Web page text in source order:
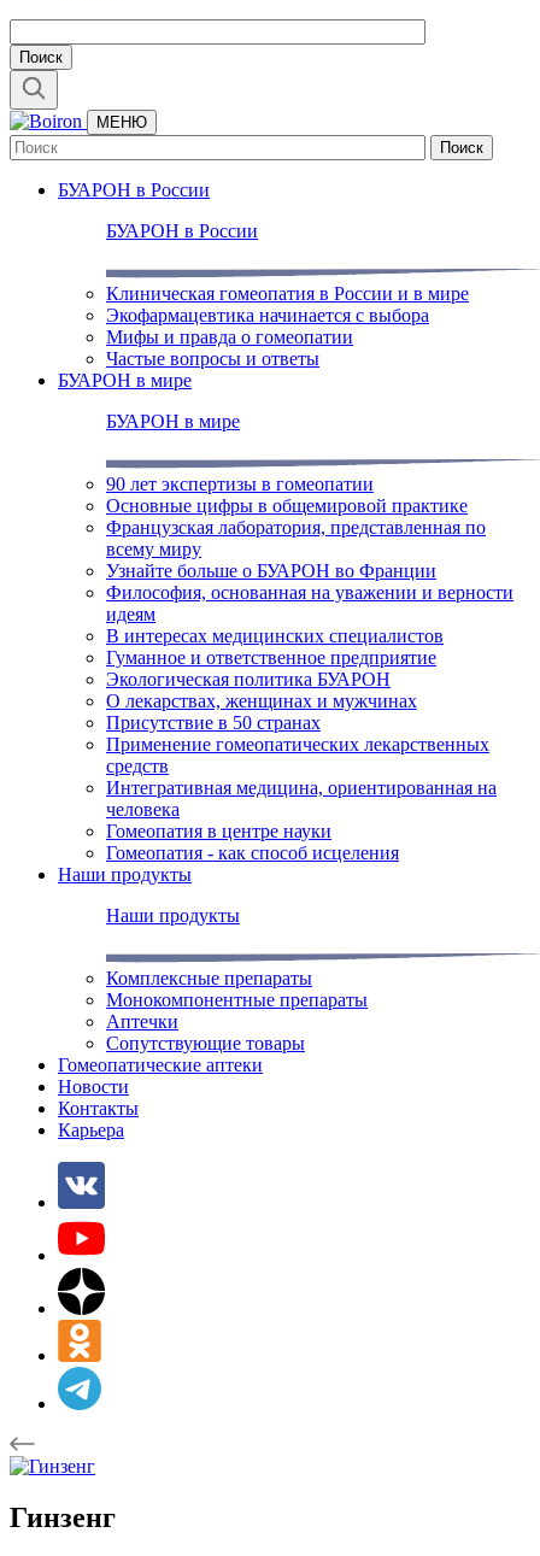
МЕНЮ
БУАРОН в России
БУАРОН в России
Клиническая гомеопатия в России и в мире
Экофармацевтика начинается с выбора
Мифы и правда о гомеопатии
Частые вопросы и ответы
БУАРОН в мире
БУАРОН в мире
90 лет экспертизы в гомеопатии
Основные цифры в общемировой практике
Французская лаборатория, представленная по
всему миру
Узнайте больше о БУАРОН во Франции
Философия, основанная на уважении и верности
идеям
В интересах медицинских специалистов
Гуманное и ответственное предприятие
Экологическая политика БУАРОН
О лекарствах, женщинах и мужчинах
Присутствие в 50 странах
Применение гомеопатических лекарственных
средств
Интегративная медицина, ориентированная на
человека
Гомеопатия в центре науки
Гомеопатия - как способ исцеления
Наши продукты
Наши продукты
Комплексные препараты
Монокомпонентные препараты
Аптечки
Сопутствующие товары
Гомеопатические аптеки
Новости
Контакты
Карьера
Гинзенг